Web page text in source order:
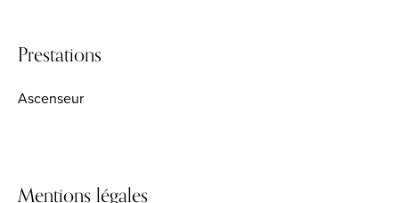
Prestations
Ascenseur
Mentions légales